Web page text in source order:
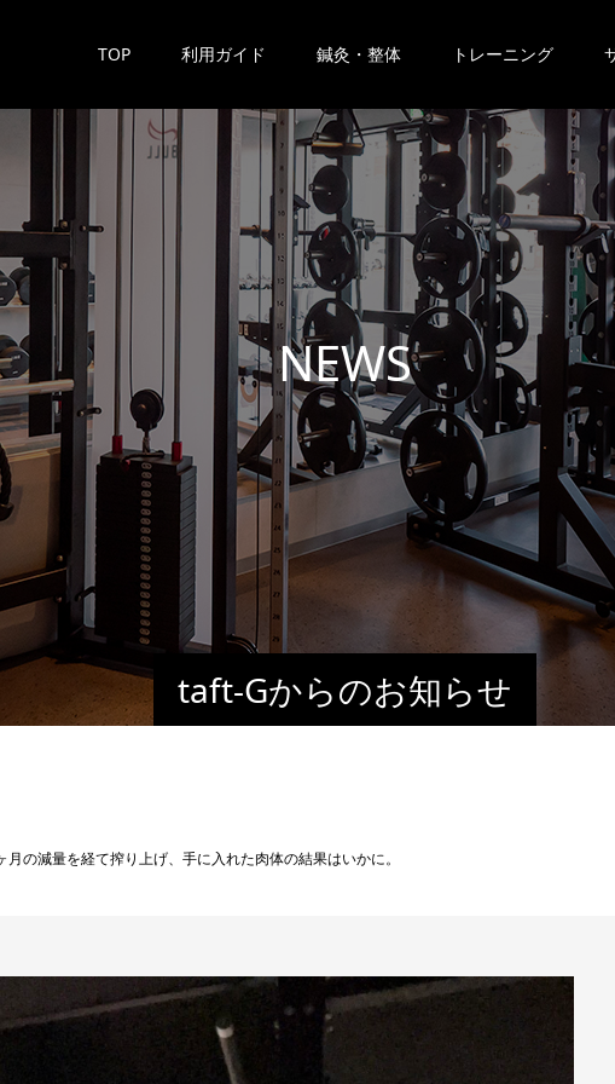
TOP 利用ガイド 鍼灸・整体 トレーニング
taft-Gからのお知らせ
NEWS
月の減量を経て搾り上げ、手に入れた肉体の結果はいかに。